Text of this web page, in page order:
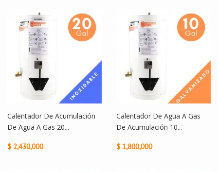
Calentador De Acumulación
De Agua A Gas 20...
$ 2,430,000
Calentador De Agua A Gas
De Acumulación 10...
$ 1,800,000